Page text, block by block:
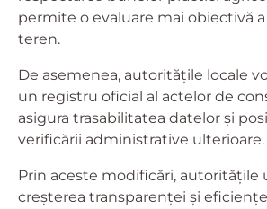
permite o evaluare mai obiectivă
teren.
De asemenea, autoritățile locale
un registru oficial al actelor de
asigura trasabilitatea datelor și
verificării administrative ulterioare.
Prin aceste modificări, autoritățile
creșterea transparenței și